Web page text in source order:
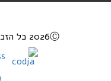
2026Ⓒ כל הזכויות שמורות לוומן נט בע"מ